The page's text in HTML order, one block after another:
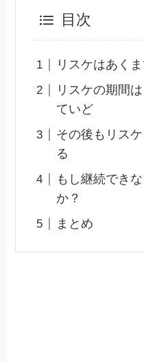
目次
リスケはあく
リスケの期間
ていど
その後もリス
る
もし継続でき
か？
まとめ